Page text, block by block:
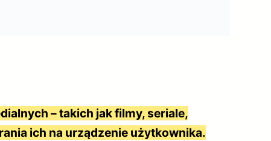
– takich jak filmy, seriale,
ich na urządzenie użytkownika.